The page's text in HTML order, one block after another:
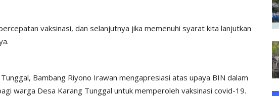
vaksinasi, dan selanjutnya jika memenuhi syarat kita lanjutkan
Bambang Riyono Irawan mengapresiasi atas upaya BIN dalam
warga Desa Karang Tunggal untuk memperoleh vaksinasi covid-19.